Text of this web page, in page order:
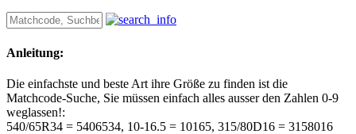
Anleitung:
Die einfachste und beste Art ihre Größe zu finden ist die
Matchcode-Suche, Sie müssen einfach alles ausser den Zahlen 0-9
weglassen!:
540/65R34 = 5406534, 10-16.5 = 10165, 315/80D16 = 3158016